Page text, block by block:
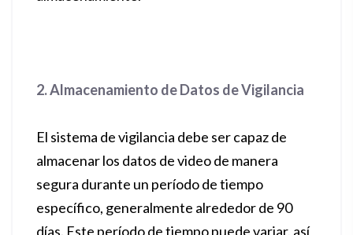
2. Almacenamiento de Datos de Vigilancia
El sistema de vigilancia debe ser capaz de
almacenar los datos de video de manera
segura durante un período de tiempo
específico, generalmente alrededor de 90
días. Este período de tiempo puede variar, así